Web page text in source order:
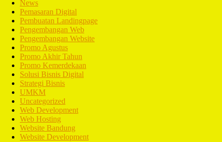
News
Pemasaran Digital
Pembuatan Landingpage
Pengembangan Web
Pengembangan Website
Promo Agustus
Promo Akhir Tahun
Promo Kemerdekaan
Solusi Bisnis Digital
Strategi Bisnis
UMKM
Uncategorized
Web Development
Web Hosting
Website Bandung
Website Development